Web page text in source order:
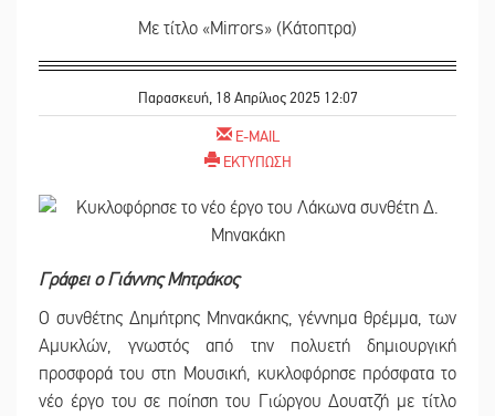
Με τίτλο «Mirrors» (Κάτοπτρα)
Παρασκευή, 18 Απρίλιος 2025 12:07
E-MAIL
ΕΚΤΥΠΩΣΗ
Γράφει ο Γιάννης Μητράκος
Ο συνθέτης Δημήτρης Μηνακάκης, γέννημα θρέμμα, των
Αμυκλών, γνωστός από την πολυετή δημιουργική
προσφορά του στη Μουσική, κυκλοφόρησε πρόσφατα το
νέο έργο του σε ποίηση του Γιώργου Δουατζή με τίτλο